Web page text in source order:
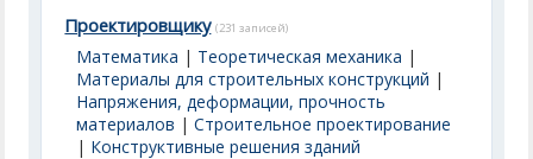
Проектировщику (231 записей)
Математика | Теоретическая механика |
Материалы для строительных конструкций |
Напряжения, деформации, прочность
материалов |Строительное проектирование
| Конструктивные решения зданий